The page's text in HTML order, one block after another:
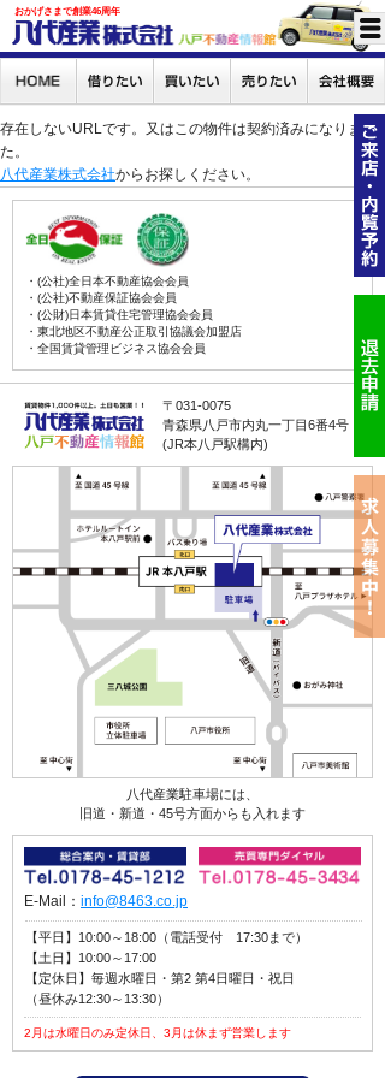
おかげさまで創業46周年
存在しないURLです。又はこの物件は契約済みになりまし
た。
八代産業株式会社からお探しください。
・(公社)全日本不動産協会会員
・(公社)不動産保証協会会員
・(公財)日本賃貸住宅管理協会会員
・東北地区不動産公正取引協議会加盟店
・全国賃貸管理ビジネス協会会員
〒031-0075
青森県八戸市内丸一丁目6番4号
(JR本八戸駅構内)
八代産業駐車場には、
旧道・新道・45号方面からも入れます
E-Mail： info@8463.co.jp
【平日】10:00～18:00（電話受付 17:30まで）
【土日】10:00～17:00
【定休日】毎週水曜日・第2 第4日曜日・祝日
（昼休み12:30～13:30）
2月は水曜日のみ定休日、3月は休まず営業します